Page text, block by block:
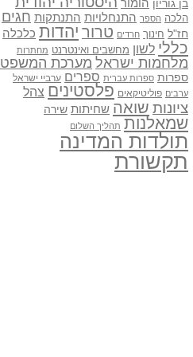
בן גוריון הומור
הלכה הספר התנחלויות התנתקות חגים
חז"ל חינוך חרדים טרור יהדות כלכלה
כללי לשון מחשבים ואינטרנט מחתרות
מלחמות ישראל מערכת המשפט
ספרות ספרות עברית ספרים ערביי ישראל
ערבים פוליטיקאים פלסטינים צהל
ציונות שואה שחיתות שירה
שמאלנות תהליך השלום
תולדות המדינה
תקשורת